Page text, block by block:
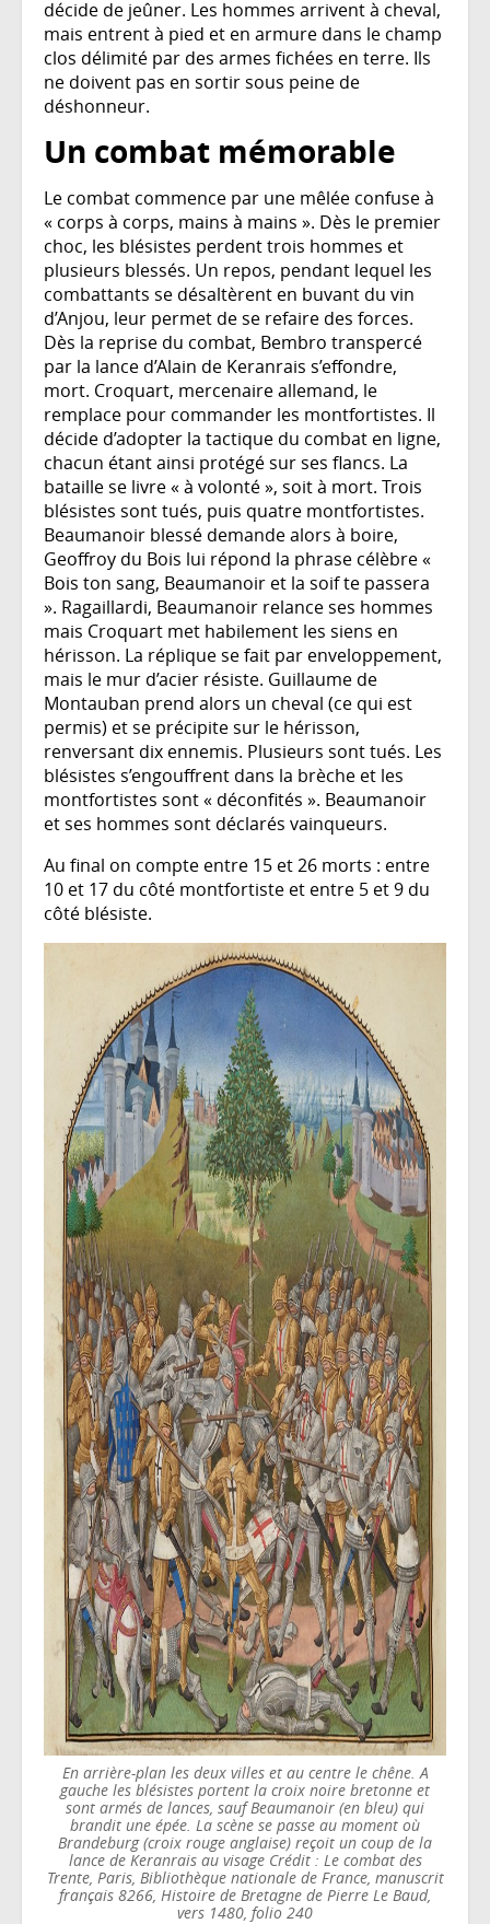
décide de jeûner. Les hommes arrivent à cheval,
mais entrent à pied et en armure dans le champ
clos délimité par des armes fichées en terre. Ils
ne doivent pas en sortir sous peine de
déshonneur.
Un combat mémorable
Le combat commence par une mêlée confuse à
« corps à corps, mains à mains ». Dès le premier
choc, les blésistes perdent trois hommes et
plusieurs blessés. Un repos, pendant lequel les
combattants se désaltèrent en buvant du vin
d’Anjou, leur permet de se refaire des forces.
Dès la reprise du combat, Bembro transpercé
par la lance d’Alain de Keranrais s’effondre,
mort. Croquart, mercenaire allemand, le
remplace pour commander les montfortistes. Il
décide d’adopter la tactique du combat en ligne,
chacun étant ainsi protégé sur ses flancs. La
bataille se livre « à volonté », soit à mort. Trois
blésistes sont tués, puis quatre montfortistes.
Beaumanoir blessé demande alors à boire,
Geoffroy du Bois lui répond la phrase célèbre «
Bois ton sang, Beaumanoir et la soif te passera
». Ragaillardi, Beaumanoir relance ses hommes
mais Croquart met habilement les siens en
hérisson. La réplique se fait par enveloppement,
mais le mur d’acier résiste. Guillaume de
Montauban prend alors un cheval (ce qui est
permis) et se précipite sur le hérisson,
renversant dix ennemis. Plusieurs sont tués. Les
blésistes s’engouffrent dans la brèche et les
montfortistes sont « déconfités ». Beaumanoir
et ses hommes sont déclarés vainqueurs.
Au final on compte entre 15 et 26 morts : entre
10 et 17 du côté montfortiste et entre 5 et 9 du
côté blésiste.
En arrière-plan les deux villes et au centre le chêne. A
gauche les blésistes portent la croix noire bretonne et
sont armés de lances, sauf Beaumanoir (en bleu) qui
brandit une épée. La scène se passe au moment où
Brandeburg (croix rouge anglaise) reçoit un coup de la
lance de Keranrais au visage Crédit : Le combat des
Trente, Paris, Bibliothèque nationale de France, manuscrit
français 8266, Histoire de Bretagne de Pierre Le Baud,
vers 1480, folio 240